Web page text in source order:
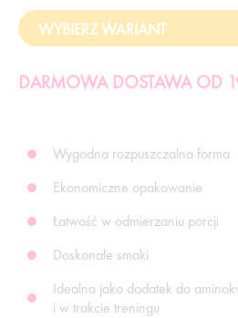
DARMOWA DOSTAWA OD
Wygodna rozpuszczalna forma
Ekonomiczne opakowanie
Łatwość w odmierzaniu porcji
Doskonałe smaki
Idealna jako dodatek do
i w trakcie treningu